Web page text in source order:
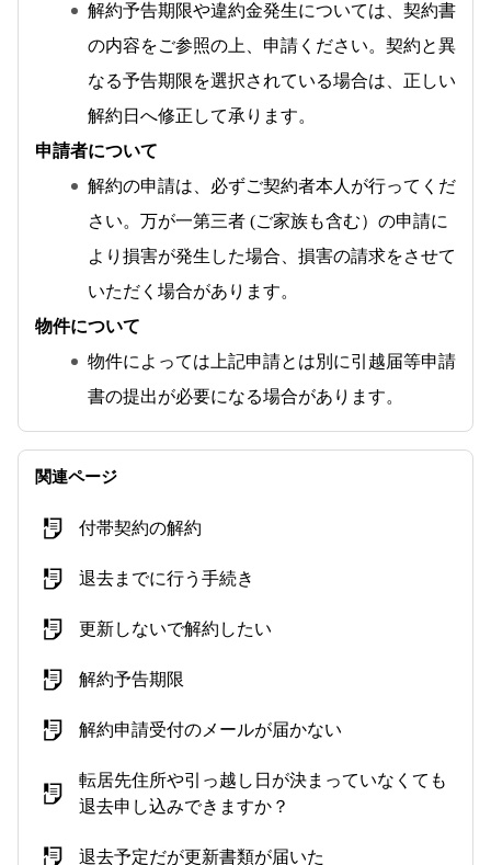
解約予告期限や違約金発生については、契約書
の内容をご参照の上、申請ください。契約と異
なる予告期限を選択されている場合は、正しい
解約日へ修正して承ります。
申請者について
解約の申請は、必ずご契約者本人が行ってくだ
さい。万が一第三者 (ご家族も含む）の申請に
より損害が発生した場合、損害の請求をさせて
いただく場合があります。
物件について
物件によっては上記申請とは別に引越届等申請
書の提出が必要になる場合があります。
関連ページ
付帯契約の解約
退去までに行う手続き
更新しないで解約したい
解約予告期限
解約申請受付のメールが届かない
転居先住所や引っ越し日が決まっていなくても
退去申し込みできますか？
退去予定だが更新書類が届いた